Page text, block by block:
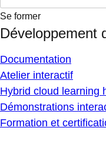
Se former
Développement
Documentation
Atelier interactif
Hybrid cloud learning
Démonstrations
Formation et